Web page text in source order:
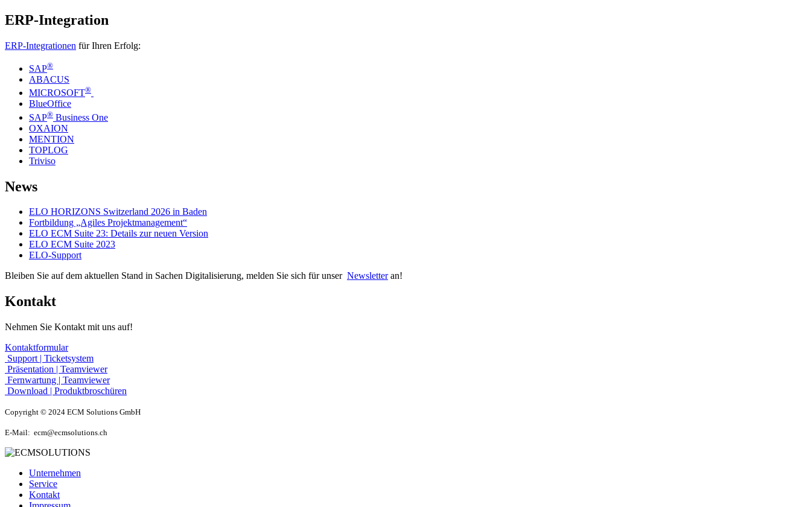
ERP-Integration
ERP-Integrationen für Ihren Erfolg:
SAP®
ABACUS
MICROSOFT®
BlueOffice
SAP® Business One
OXAION
MENTION
TOPLOG
Triviso
News
ELO HORIZONS Switzerland 2026 in Baden
Fortbildung „Agiles Projektmanagement“
ELO ECM Suite 23: Details zur neuen Version
ELO ECM Suite 2023
ELO-Support
Bleiben Sie auf dem aktuellen Stand in Sachen Digitalisierung, melden Sie sich für unser Newsletteran!
Kontakt
Nehmen Sie Kontakt mit uns auf!
Kontaktformular
Support | Ticketsystem
Präsentation | Teamviewer
Fernwartung | Teamviewer
Download | Produktbroschüren
Copyright © 2024 ECM Solutions GmbH
E-Mail: ecm@ecmsolutions.ch
Unternehmen
Service
Kontakt